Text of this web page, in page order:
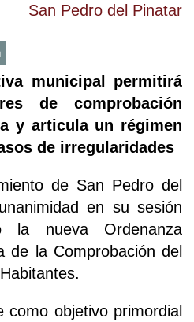
San Pedro del Pinatar
municipal permitirá
de comprobación
y articula un régimen
de irregularidades
de San Pedro del
en su sesión
nueva Ordenanza
de la Comprobación del
como objetivo primordial